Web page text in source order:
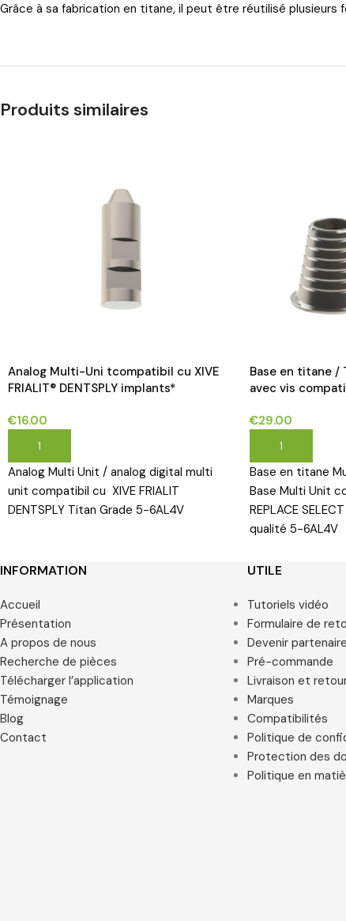
Grâce à sa fabrication en titane, il peut être réutilisé plusieurs
Produits similaires
Analog Multi-Uni tcompatibil cu XIVE
FRIALIT® DENTSPLY implants*
€16.00
AJOUTER AU PANIER
Analog Multi Unit / analog digital multi
unit compatibil cu XIVE FRIALIT
DENTSPLY Titan Grade 5-6AL4V
Base en titane
avec vis
€29.00
AJOUTER AU
Base en titane
Base Multi Unit
REPLACE
qualité 5-6AL4V
INFORMATION
Accueil
Présentation
A propos de nous
Recherche de pièces
Télécharger l’application
Témoignage
Blog
Contact
UTILE
Tutoriels vidéo
Formulaire de
Devenir partenaire
Pré-commande
Livraison et
Marques
Compatibilités
Politique de
Protection des
Politique en